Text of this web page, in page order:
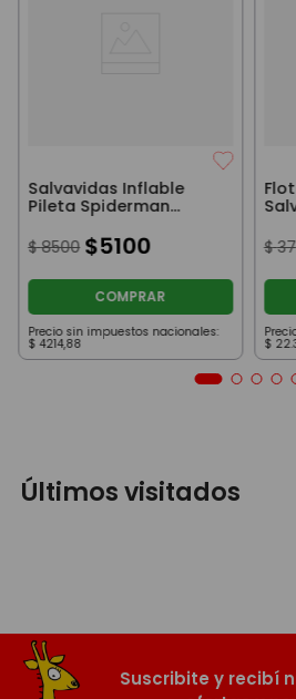
Salvavidas Inflable
Pileta Spiderman
$ 8500 $5100
COMPRAR
Precio sin impuestos nacionales:
$ 4214,88
$ 37
$ 22.
Últimos visitados
Suscribite y recibí